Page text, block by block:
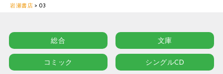
岩瀬書店 > 03
総合 文庫
コミック シングルCD